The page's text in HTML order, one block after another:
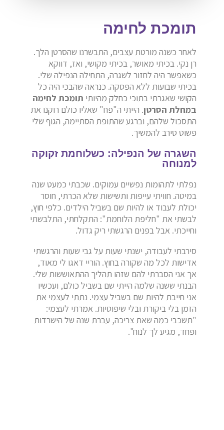
תומכת לחימה
לאחר כשנה מורטת עצבים, התבשרנו שהסרטן הלך.
רן נקי. בכיתי מאושר, בכיתי מקושי, ואז, דווקא
כשאפשר היה לחזור לשגרה, התחילה הנפילה שלי.
בכיתי שבועות ללא הפסקה. כנראה שהבכי היה כל
הקושי שאגרתי בתוכי כחלק מהיותי תומכת לחימה
במחלת הסרטן. הייתי ה"פח" שאליו כולם רוקנו את
התסכול שלהם, וברגע שהתופת הסתיימה, הגוף שלי
פשוט סירב להמשיך.
השגרה של הנפילה: כשלוחמת זקוקה
למנוחה
נפלתי לתהומות נפשיים עמוקים. שכבתי כמעט שנה
במיטה. חוויתי עייפות ותשישות שלא הכרתי, חוסר
יכולת לעבוד או להיות שם בשביל הילדים. כלפי חוץ,
לבשתי את "חליפת הלוחמת": התקלחתי, התלבשתי
וחייכתי. אבל בפנים הרגשתי ריק גדול.
סירבתי לעבודה, ישנתי שעות על גבי שעות והרגשתי
אדישות לכל מה שקורה בחוץ. הוריי דאגו לי מאוד,
אך אני הסברתי להם שזהו תהליך ההתאוששות שלי.
הבנתי ששנה שלמה הייתי שם בשביל כולם, ועכשיו
אני חייבת להיות שם בשביל עצמי. נתתי לעצמי את
הזמן בלי ביקורת ובלי שיפוטיות. אמרתי לעצמי:
"תשכבי כמה שאת צריכה, עברת שנה של הישרדות
ופחד, מגיע לך לנוח".